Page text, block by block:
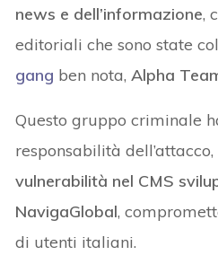
news e dell’informazione,
editoriali che sono state
gang ben nota,Alpha
Questo gruppo criminale
responsabilità dell’attacco,
vulnerabilità nel CMS
NavigaGlobal,
di utenti italiani.